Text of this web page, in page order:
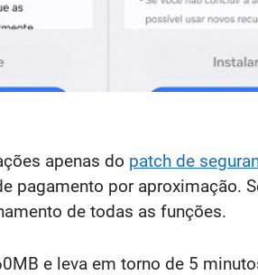
apenas do patch de
pagamento por aproximação.
de todas as funções.
e leva em torno de 5